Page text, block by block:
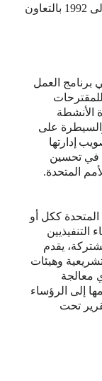
إلى 1992 بالتعاون
برنامج العمل
الأنشطة
على
إدارتها
في تحسين
المتحدة.
ككل أو
التنفيذيين
يقدم
وهيئات
معالجة
إلى الرؤساء
تحت